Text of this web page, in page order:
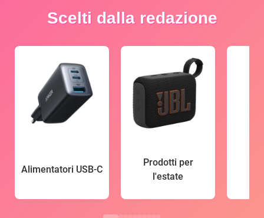
Scelti dalla redazione
Alimentatori USB-C
Prodotti per
l'estate